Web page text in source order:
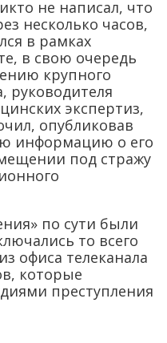
не написал, что
несколько часов,
в рамках
в свою очередь
крупного
руководителя
экспертиз,
опубликовав
информацию о его
под стражу
по сути были
то всего
офиса телеканала
которые
преступления